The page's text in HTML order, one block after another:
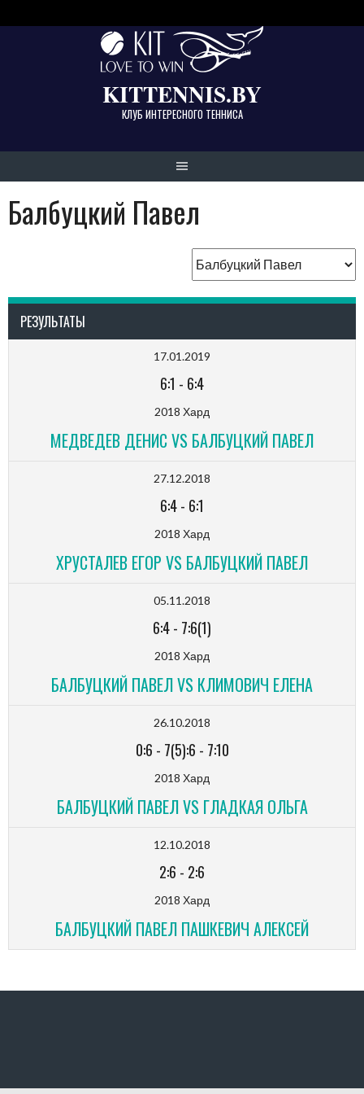
KITTENNIS.BY
КЛУБ ИНТЕРЕСНОГО ТЕННИСА
Балбуцкий Павел
РЕЗУЛЬТАТЫ
17.01.2019
6:1 - 6:4
2018 Хард
МЕДВЕДЕВ ДЕНИС VS БАЛБУЦКИЙ ПАВЕЛ
27.12.2018
6:4- 6:1
2018 Хард
ХРУСТАЛЕВ ЕГОР VS БАЛБУЦКИЙ ПАВЕЛ
05.11.2018
6:4- 7:6(1)
2018 Хард
БАЛБУЦКИЙ ПАВЕЛ VS КЛИМОВИЧ ЕЛЕНА
26.10.2018
0:6 - 7(5):6 - 7:10
2018 Хард
БАЛБУЦКИЙ ПАВЕЛ VS ГЛАДКАЯ ОЛЬГА
12.10.2018
2:6 - 2:6
2018 Хард
БАЛБУЦКИЙ ПАВЕЛ ПАШКЕВИЧ АЛЕКСЕЙ